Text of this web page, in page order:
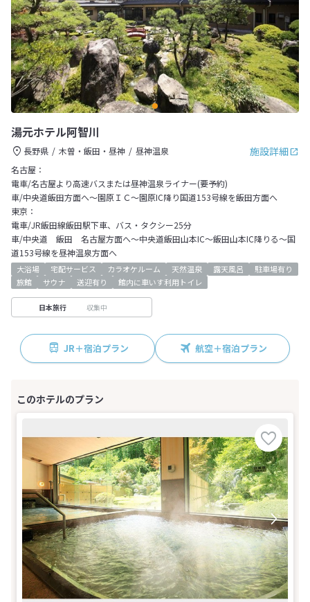
湯元ホテル阿智川
施設詳細
長野県 木曽・飯田・昼神
昼神温泉
名古屋：
電車/名古屋より高速バスまたは昼神温泉ライナー(要予約)
車/中央道飯田方面へ～園原ＩＣ～園原IC降り国道153号線を飯田方面へ
東京：
電車/JR飯田線飯田駅下車、バス・タクシー25分
車/中央道 飯田 名古屋方面へ～中央道飯田山本IC～飯田山本IC降りる～国
道153号線を昼神温泉方面へ
大浴場 宅配サービス カラオケルーム 天然温泉 露天風呂
駐車場有り
旅館
サウナ 送迎有り 館内に車いす利用トイレ
日本旅行 収集中
JR＋宿泊プラン 航空＋宿泊プラン